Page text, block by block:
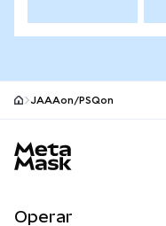
JAAAon/PSQon
Operar